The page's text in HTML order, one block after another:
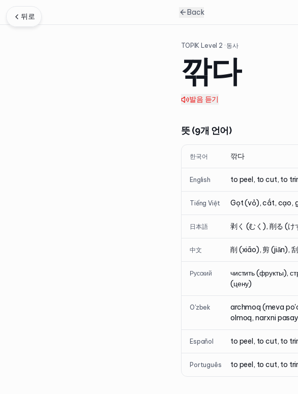
뒤로 Back
TOPIK Level 2 · 동사
깎다
발음 듣기
뜻 (9개 언어)
한국어 깎다
English to peel, to cut, to
Tiếng Việt Gọt (vỏ), cắt, cạo,
日本語 剥く (むく), 削る (け
中文 削 (xiāo), 剪 (jiǎn),
Русский
чистить (фрукты),
(цену)
O'zbek
archmoq (meva
olmoq, narxni
Español to peel, to cut, to
Português to peel, to cut, to